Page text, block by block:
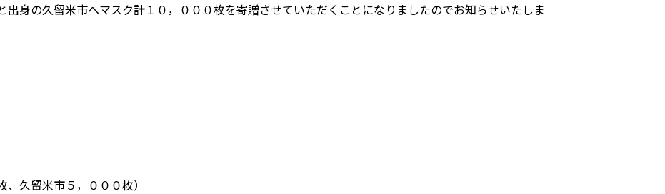
身の久留米市へマスク計１０，０００枚を寄贈させていただくことになりましたのでお知らせいたしま
久留米市５，０００枚）